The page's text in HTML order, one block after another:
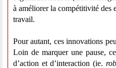
à améliorer la compétitivité des
travail.
Pour autant, ces innovations
Loin de marquer une pause,
d’action et d’interaction (ie.